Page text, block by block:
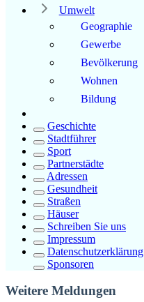
Umwelt
Geographie
Gewerbe
Bevölkerung
Wohnen
Bildung
Geschichte
Stadtführer
Sport
Partnerstädte
Adressen
Gesundheit
Straßen
Häuser
Schreiben Sie uns
Impressum
Datenschutzerklärung
Sponsoren
Weitere Meldungen